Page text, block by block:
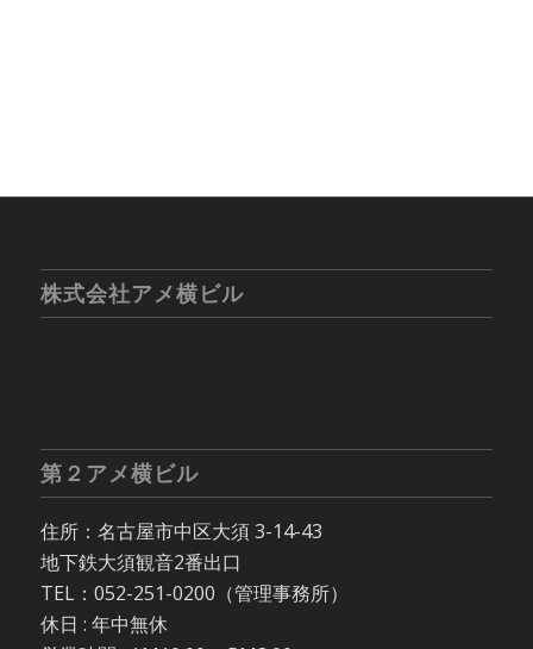
株式会社アメ横ビル
第２アメ横ビル
住所：名古屋市中区大須 3-14-43
地下鉄大須観音2番出口
TEL：052-251-0200（管理事務所）
休日 : 年中無休